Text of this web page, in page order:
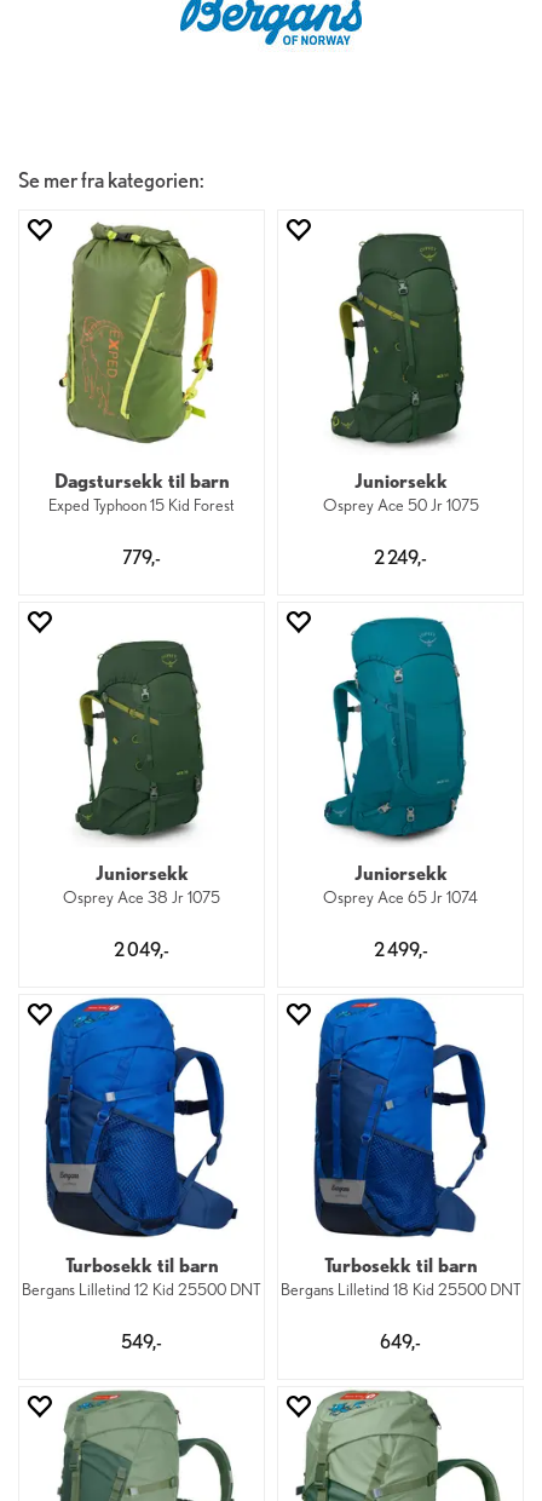
Se mer fra kategorien:
Dagstursekk til barn
Exped Typhoon 15 Kid Forest
779,-
Juniorsekk
Osprey Ace 50 Jr 1075
2 249,-
Juniorsekk
Osprey Ace 38 Jr 1075
2 049,-
Juniorsekk
Osprey Ace 65 Jr 1074
2 499,-
Turbosekk til barn
Bergans Lilletind 12 Kid 25500 DNT
549,-
Turbosekk til barn
Bergans Lilletind 18 Kid 25500 DNT
649,-